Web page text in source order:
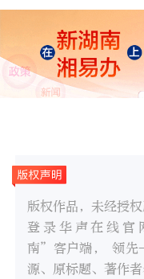
版权作品，未经授
登录华声在线
南”客户端， 领先
源、原标题、著作